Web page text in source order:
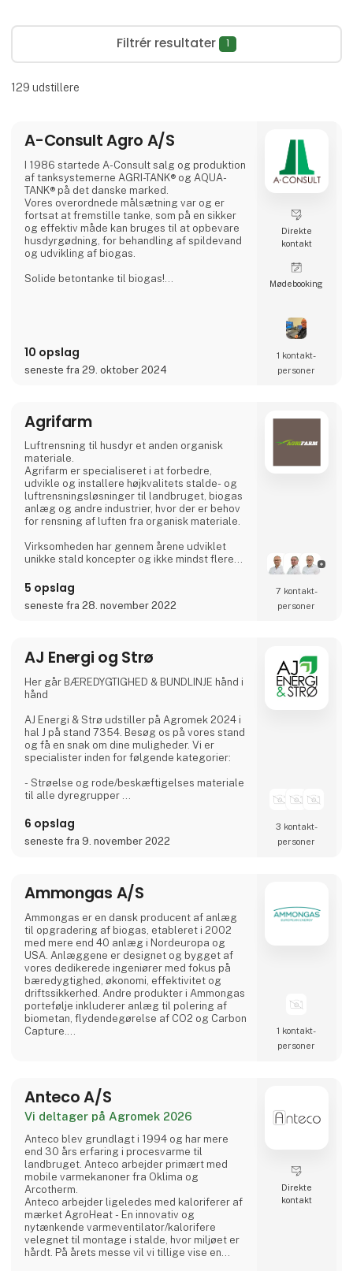
Filtrér resultater 1
129 udstillere
A-Consult Agro A/S
I 1986 startede A-Consult salg og produktion
af tanksystemerne AGRI-TANK® og AQUA-
TANK® på det danske marked.
Vores overordnede målsætning var og er
fortsat at fremstille tanke, som på en sikker
og effektiv måde kan bruges til at opbevare
husdyrgødning, for behandling af spildevand
og udvikling af biogas.
Solide betontanke til biogas!
Investering i en AGRI-TANK® som gylletank
10 opslag
seneste fra 29. oktober 2024
Direkte
kontakt
Møde­booking
1 kontakt­
personer
Agrifarm
Luftrensning til husdyr et anden organisk
materiale.
Agrifarm er specialiseret i at forbedre,
udvikle og installere højkvalitets stalde- og
luftrensningsløsninger til landbruget, biogas
anlæg og andre industrier, hvor der er behov
for rensning af luften fra organisk materiale.
Virksomheden har gennem årene udviklet
unikke stald koncepter og ikke mindst flere
flere anerkendende priser, såsom Agromek
priser i 2009, 2012 og 2014 og EU's miljøpris i
2012.
førende innovatører, når det kommer til
5 opslag
seneste fra 28. november 2022
7 kontakt­
personer
AJ Energi og Strø
Her går BÆREDYGTIGHED & BUNDLINJE hånd i
hånd
AJ Energi & Strø udstiller på Agromek 2024 i
hal J på stand 7354. Besøg os på vores stand
og få en snak om dine muligheder. Vi er
specialister inden for følgende kategorier:
- Strøelse og rode/beskæftigelses materiale
til alle dyregrupper
- Strøelse til transport
- Problemløsere til klimastald og slagtesvin
6 opslag
seneste fra 9. november 2022
3 kontakt­
personer
Ammongas A/S
Ammongas er en dansk producent af anlæg
til opgradering af biogas, etableret i 2002
med mere end 40 anlæg i Nordeuropa og
USA. Anlæggene er designet og bygget af
vores dedikerede ingeniører med fokus på
bæredygtighed, økonomi, effektivitet og
driftssikkerhed. Andre produkter i Ammongas
portefølje inkluderer anlæg til polering af
biometan, flydendegørelse af CO2 og Carbon
Capture.
biogassen til biometan. Vores
absorptionsproces er så effektiv, at
metanslip til atmosfæren er mindre end 0,09
1 kontakt­
personer
Anteco A/S
Vi deltager på Agromek 2026
Anteco blev grundlagt i 1994 og har mere
end 30 års erfaring i procesvarme til
landbruget. Anteco arbejder primært med
mobile varmekanoner fra Oklima og
Arcotherm.
Anteco arbejder ligeledes med kaloriferer af
mærket AgroHeat - En innovativ og
nytænkende varmeventilator/kalorifere
velegnet til montage i stalde, hvor miljøet er
hårdt. På årets messe vil vi tillige vise en
Direkte
kontakt